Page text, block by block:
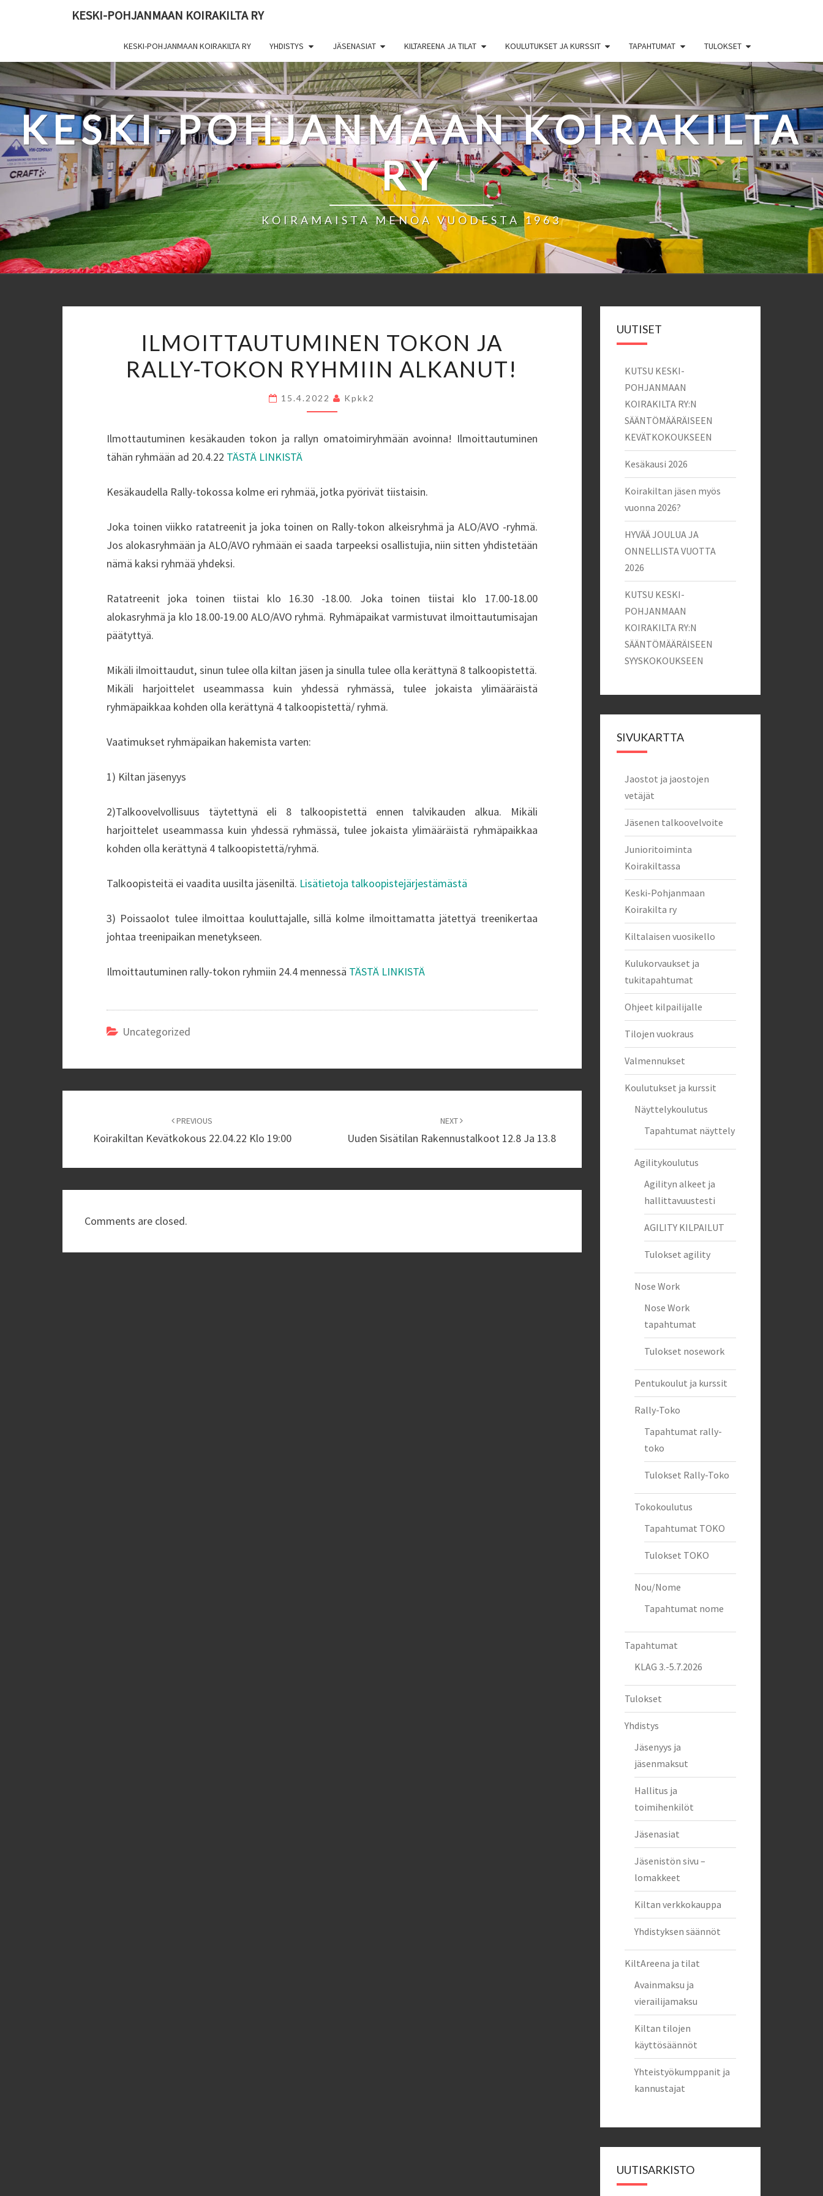
KESKI-POHJANMAAN KOIRAKILTA RY
KESKI-POHJANMAAN KOIRAKILTA RY YHDISTYS JÄSENASIAT KILTAREENA JA TILAT KOULUTUKSET JA KURSSIT TAPAHTUMAT TULOKSET
KESKI-POHJANMAAN KOIRAKILTA
RY
KOIRAMAISTA MENOA VUODESTA 1963
TOKON
JA
RALLY-
TOKON
ALKANUT!
ILMOITTAUTUMINEN TOKON JA
RALLY-TOKON RYHMIIN ALKANUT!
15.4.2022 Kpkk2
Ilmottautuminen kesäkauden tokon ja rallyn omatoimiryhmään avoinna! Ilmoittautuminen
tähän ryhmään ad 20.4.22 TÄSTÄ LINKISTÄ
Kesäkaudella Rally-tokossa kolme eri ryhmää, jotka pyörivät tiistaisin.
Joka toinen viikko ratatreenit ja joka toinen on Rally-tokon alkeisryhmä ja ALO/AVO -ryhmä.
Jos alokasryhmään ja ALO/AVO ryhmään ei saada tarpeeksi osallistujia, niin sitten yhdistetään
nämä kaksi ryhmää yhdeksi.
Ratatreenit joka toinen tiistai klo 16.30 -18.00. Joka toinen tiistai klo 17.00-18.00
alokasryhmä ja klo 18.00-19.00 ALO/AVO ryhmä. Ryhmäpaikat varmistuvat ilmoittautumisajan
päätyttyä.
Mikäli ilmoittaudut, sinun tulee olla kiltan jäsen ja sinulla tulee olla kerättynä 8 talkoopistettä.
Mikäli harjoittelet useammassa kuin yhdessä ryhmässä, tulee jokaista ylimääräistä
ryhmäpaikkaa kohden olla kerättynä 4 talkoopistettä/ ryhmä.
Vaatimukset ryhmäpaikan hakemista varten:
1) Kiltan jäsenyys
2)Talkoovelvollisuus täytettynä eli 8 talkoopistettä ennen talvikauden alkua. Mikäli
harjoittelet useammassa kuin yhdessä ryhmässä, tulee jokaista ylimääräistä ryhmäpaikkaa
kohden olla kerättynä 4 talkoopistettä/ryhmä.
Talkoopisteitä ei vaadita uusilta jäseniltä. Lisätietoja talkoopistejärjestämästä
3) Poissaolot tulee ilmoittaa kouluttajalle, sillä kolme ilmoittamatta jätettyä treenikertaa
johtaa treenipaikan menetykseen.
Ilmoittautuminen rally-tokon ryhmiin 24.4 mennessä TÄSTÄ LINKISTÄ
Uncategorized
PREVIOUS
Koirakiltan Kevätkokous 22.04.22 Klo 19:00
NEXT
Uuden Sisätilan Rakennustalkoot 12.8 Ja 13.8
Comments are closed.
UUTISET
KUTSU KESKI-
POHJANMAAN
KOIRAKILTA RY:N
SÄÄNTÖMÄÄRÄISEEN
KEVÄTKOKOUKSEEN
Kesäkausi 2026
Koirakiltan jäsen myös
vuonna 2026?
HYVÄÄ JOULUA JA
ONNELLISTA VUOTTA
2026
KUTSU KESKI-
POHJANMAAN
KOIRAKILTA RY:N
SÄÄNTÖMÄÄRÄISEEN
SYYSKOKOUKSEEN
SIVUKARTTA
Jaostot ja jaostojen
vetäjät
Jäsenen talkoovelvoite
Junioritoiminta
Koirakiltassa
Keski-Pohjanmaan
Koirakilta ry
Kiltalaisen vuosikello
Kulukorvaukset ja
tukitapahtumat
Ohjeet kilpailijalle
Tilojen vuokraus
Valmennukset
Koulutukset ja kurssit
Näyttelykoulutus
Tapahtumat näyttely
Agilitykoulutus
Agilityn alkeet ja
hallittavuustesti
AGILITY KILPAILUT
Tulokset agility
Nose Work
Nose Work
tapahtumat
Tulokset nosework
Pentukoulut ja kurssit
Rally-Toko
Tapahtumat rally-
toko
Tulokset Rally-Toko
Tokokoulutus
Tapahtumat TOKO
Tulokset TOKO
Nou/Nome
Tapahtumat nome
Tapahtumat
KLAG 3.-5.7.2026
Tulokset
Yhdistys
Jäsenyys ja
jäsenmaksut
Hallitus ja
toimihenkilöt
Jäsenasiat
Jäsenistön sivu –
lomakkeet
Kiltan verkkokauppa
Yhdistyksen säännöt
KiltAreena ja tilat
Avainmaksu ja
vierailijamaksu
Kiltan tilojen
käyttösäännöt
Yhteistyökumppanit ja
kannustajat
UUTISARKISTO